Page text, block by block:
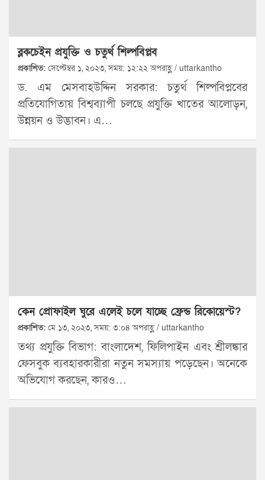
ব্লকচেইন প্রযুক্তি ও চতুর্থ শিল্পবিপ্লব
প্রকাশিত: সেপ্টেম্বর ১, ২০২৩, সময়: ১২:২২ অপরাহ্ণ / uttarkantho
ড. এম মেসবাহউদ্দিন সরকার: চতুর্থ শিল্পবিপ্লবের
প্রতিযোগিতায় বিশ্বব্যাপী চলছে প্রযুক্তি খাতের আলোড়ন,
উন্নয়ন ও উদ্ভাবন। এ…
কেন প্রোফাইল ঘুরে এলেই চলে যাচ্ছে ফ্রেন্ড রিকোয়েস্ট?
প্রকাশিত: মে ১৩, ২০২৩, সময়: ৩:০৪ অপরাহ্ণ / uttarkantho
তথ্য প্রযুক্তি বিভাগ: বাংলাদেশ, ফিলিপাইন এবং শ্রীলঙ্কার
ফেসবুক ব্যবহারকারীরা নতুন সমস্যায় পড়েছেন। অনেকে
অভিযোগ করছেন, কারও…